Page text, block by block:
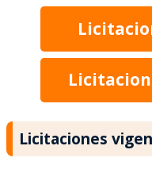
Licitaciones